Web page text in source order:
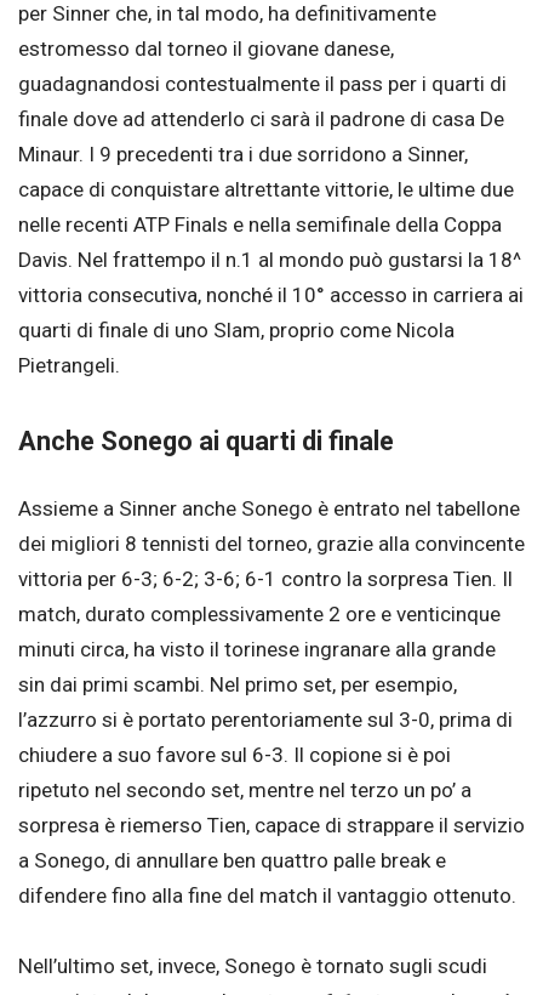
per Sinner che, in tal modo, ha definitivamente
estromesso dal torneo il giovane danese,
guadagnandosi contestualmente il pass per i quarti di
finale dove ad attenderlo ci sarà il padrone di casa De
Minaur. I 9 precedenti tra i due sorridono a Sinner,
capace di conquistare altrettante vittorie, le ultime due
nelle recenti ATP Finals e nella semifinale della Coppa
Davis. Nel frattempo il n.1 al mondo può gustarsi la 18^
vittoria consecutiva, nonché il 10° accesso in carriera ai
quarti di finale di uno Slam, proprio come Nicola
Pietrangeli.
Anche Sonego ai quarti di finale
Assieme a Sinner anche Sonego è entrato nel tabellone
dei migliori 8 tennisti del torneo, grazie alla convincente
vittoria per 6-3; 6-2; 3-6; 6-1 contro la sorpresa Tien. Il
match, durato complessivamente 2 ore e venticinque
minuti circa, ha visto il torinese ingranare alla grande
sin dai primi scambi. Nel primo set, per esempio,
l’azzurro si è portato perentoriamente sul 3-0, prima di
chiudere a suo favore sul 6-3. Il copione si è poi
ripetuto nel secondo set, mentre nel terzo un po’ a
sorpresa è riemerso Tien, capace di strappare il servizio
a Sonego, di annullare ben quattro palle break e
difendere fino alla fine del match il vantaggio ottenuto.
Nell’ultimo set, invece, Sonego è tornato sugli scudi